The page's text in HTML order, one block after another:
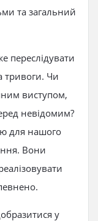
та загальний
переслідувати
тривоги. Чи
виступом,
невідомим?
для нашого
Вони
у